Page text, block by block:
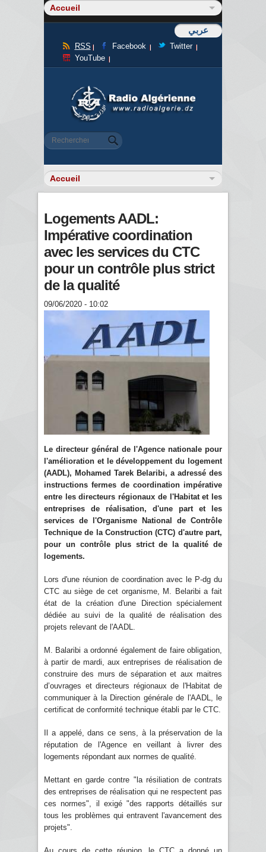
عربي
RSS Facebook
Twitter
YouTube
Formulaire de recherche
Rechercher
Logements AADL:
Impérative coordination
avec les services du CTC
pour un contrôle plus strict
de la qualité
09/06/2020 - 10:02
Le directeur général de l'Agence nationale pour
l'amélioration et le développement du logement
(AADL), Mohamed Tarek Belaribi, a adressé des
instructions fermes de coordination impérative
entre les directeurs régionaux de l'Habitat et les
entreprises de réalisation, d'une part et les
services de l'Organisme National de Contrôle
Technique de la Construction (CTC) d'autre part,
pour un contrôle plus strict de la qualité de
logements.
Lors d'une réunion de coordination avec le P-dg du
CTC au siège de cet organisme, M. Belaribi a fait
état de la création d'une Direction spécialement
dédiée au suivi de la qualité de réalisation des
projets relevant de l'AADL.
M. Balaribi a ordonné également de faire obligation,
à partir de mardi, aux entreprises de réalisation de
construire des murs de séparation et aux maitres
d’ouvrages et directeurs régionaux de l'Habitat de
communiquer à la Direction générale de l'AADL, le
certificat de conformité technique établi par le CTC.
Il a appelé, dans ce sens, à la préservation de la
réputation de l'Agence en veillant à livrer des
logements répondant aux normes de qualité.
Mettant en garde contre "la résiliation de contrats
des entreprises de réalisation qui ne respectent pas
ces normes", il exigé "des rapports détaillés sur
tous les problèmes qui entravent l'avancement des
projets".